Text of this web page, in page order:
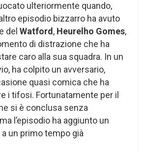
ulteriormente quando,
episodio bizzarro ha avuto
del Watford, Heurelho Gomes,
di distrazione che ha
caro alla sua squadra. In un
ha colpito un avversario,
quasi comica che ha
i tifosi. Fortunatamente per il
si è conclusa senza
l’episodio ha aggiunto un
un primo tempo già